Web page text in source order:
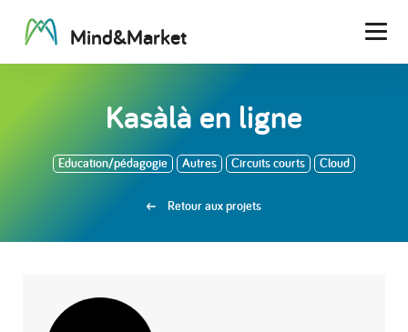
Mind&Market
Kasàlà en ligne
Education/pédagogie Autres Circuits courts Cloud
Retour aux projets